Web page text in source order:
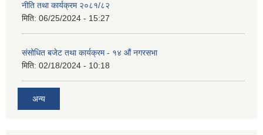
नीति तथा कार्यक्रम २०८१/८२
मिति: 06/25/2024 - 15:27
संसोधित बजेट तथा कार्यक्रम - १४ औं नगरसभा
मिति: 02/18/2024 - 10:18
अन्य